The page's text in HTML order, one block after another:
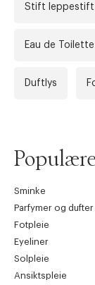
Stift leppestift
Eau de Toilette
Duftlys
Sminke
Parfymer og dufter
Fotpleie
Eyeliner
Solpleie
Ansiktspleie